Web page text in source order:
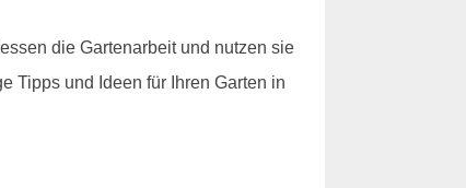
die Gartenarbeit und nutzen sie
Tipps und Ideen für Ihren Garten in